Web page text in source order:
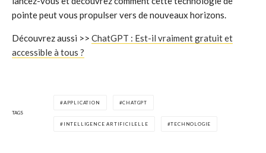
pointe peut vous propulser vers de nouveaux horizons.
Découvrez aussi >> ChatGPT : Est-il vraiment gratuit et
accessible à tous ?
TAGS
APPLICATION CHATGPT
INTELLIGENCE ARTIFICILELLE TECHNOLOGIE